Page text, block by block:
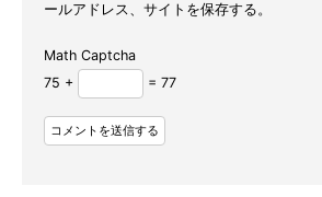
ールアドレス、サイトを保存する。
Math Captcha
75 +
= 77